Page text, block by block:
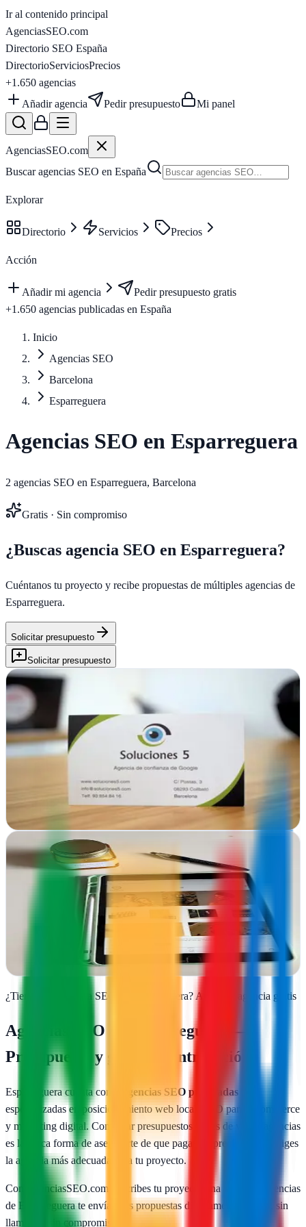
Ir al contenido principal
AgenciasSEO.com
Directorio SEO España
DirectorioServiciosPrecios
+1.650 agencias
Añadir agencia
Pedir presupuesto Mi panel
AgenciasSEO.com
Buscar agencias SEO en España
Explorar
Directorio Servicios Precios
Acción
Añadir mi agencia
Pedir presupuesto gratis
+1.650 agencias publicadas en España
Inicio
Agencias SEO
Barcelona
Esparreguera
Agencias SEO en Esparreguera
2 agencias SEO en Esparreguera, Barcelona
Gratis · Sin compromiso
¿Buscas agencia SEO en Esparreguera?
Cuéntanos tu proyecto y recibe propuestas de múltiples agencias de
Esparreguera.
Solicitar presupuesto
Solicitar presupuesto
Soluciones 5
Esparreguera, Barcelona
En Esparreguera, Soluciones 5 impulsa tu marca con diseño web,
gráfico e internet marketing integral para empresas que buscan
Ver ficha
Web SEO Esparreguera
Esparreguera, Barcelona
Transformamos tu presencia digital con diseño web y estrategias
SEO pensadas para negocios locales en Barcelona
Ver ficha
¿Tienes una agencia SEO en Esparreguera? Añade tu agencia gratis
Agencias SEO en Esparreguera
—
Presupuesto y guía de contratación
Esparregueracuenta con
agencias SEO publicadas
especializadas en posicionamiento web local, SEO para e-commerce
y marketing digital. Comparar presupuestos reales de varias agencias
es la única forma de asegurarte de que pagas un precio justo y eliges
la agencia más adecuada para tu proyecto.
Con AgenciasSEO.com describes tu proyecto una vez y las agencias
de Esparreguerate envían sus propuestas directamente. Gratis, sin
llamadas, sin compromiso.